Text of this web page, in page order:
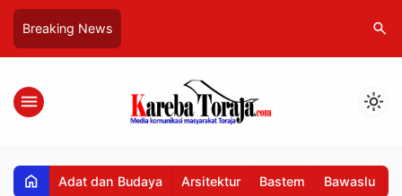
Breaking News search
menu light_mode
home Adat dan Budaya Arsitektur Bastem Bawaslu